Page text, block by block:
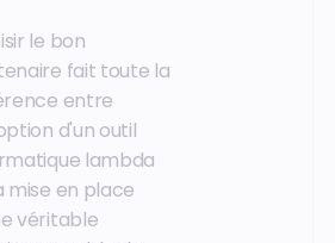
le bon
fait toute la
entre
d'un outil
lambda
mise en place
véritable